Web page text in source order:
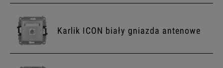
Karlik ICON biały gniazda antenowe